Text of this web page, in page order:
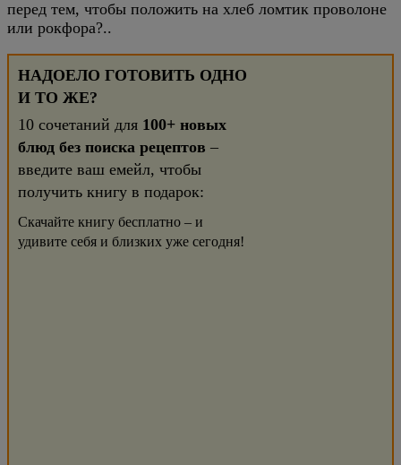
перед тем, чтобы положить на хлеб ломтик проволоне
или рокфора?..
НАДОЕЛО ГОТОВИТЬ ОДНО
И ТО ЖЕ?
10 сочетаний для 100+ новых
блюд без поиска рецептов –
введите ваш емейл, чтобы
получить книгу в подарок:
Скачайте книгу бесплатно – и
удивите себя и близких уже сегодня!